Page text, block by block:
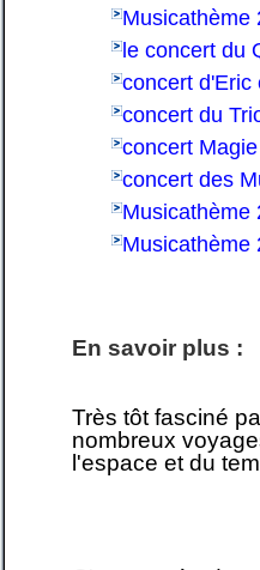
Musicathème
le concert du
concert d'Eric
concert du
concert
concert des
Musicathème
Musicathème
En savoir plus :
Très tôt fasciné
nombreux
l'espace et du